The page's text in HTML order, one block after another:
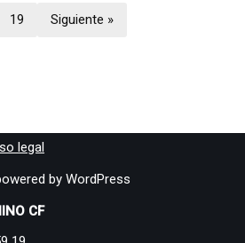
19 Siguiente »
legal
by WordPress
CF